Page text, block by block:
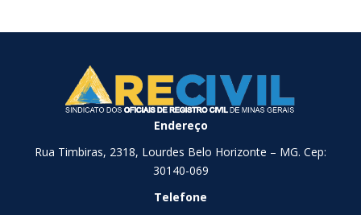
Endereço
Rua Timbiras, 2318, Lourdes Belo Horizonte – MG. Cep:
30140-069
Telefone